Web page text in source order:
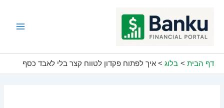
דף הבית בלוג איך לפתוח פקדון לטווח קצר בלי לאבד כסף